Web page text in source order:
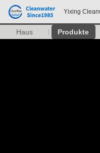
Yixing
Haus Produkte